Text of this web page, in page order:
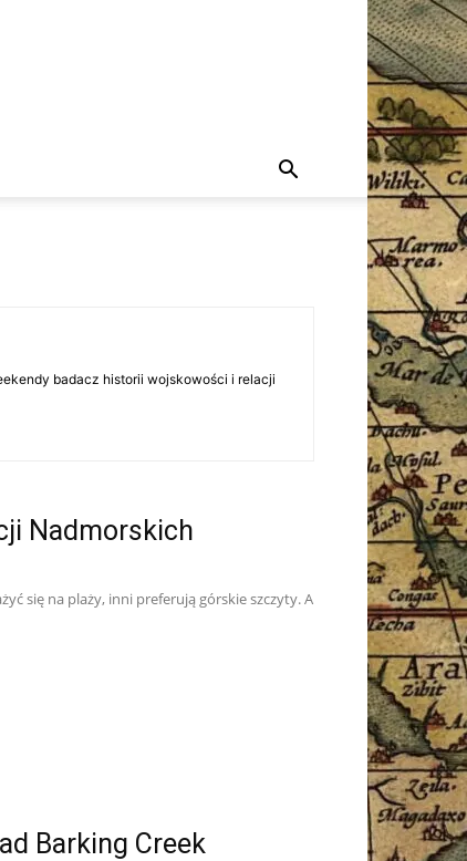
badacz historii wojskowości i relacji
Nadmorskich
się na plaży, inni preferują górskie szczyty. A
Barking Creek